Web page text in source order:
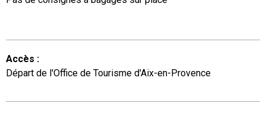
Accès :
Départ de l'Office de Tourisme d'Aix-en-Provence